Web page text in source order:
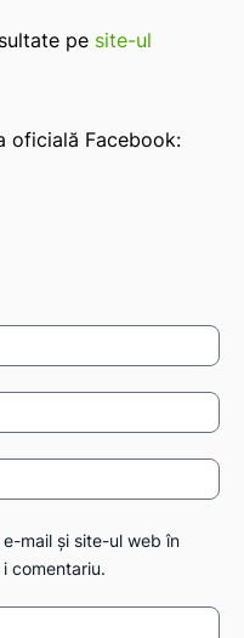
pe site-ul
oficială Facebook:
mail și site-ul web în
comentariu.